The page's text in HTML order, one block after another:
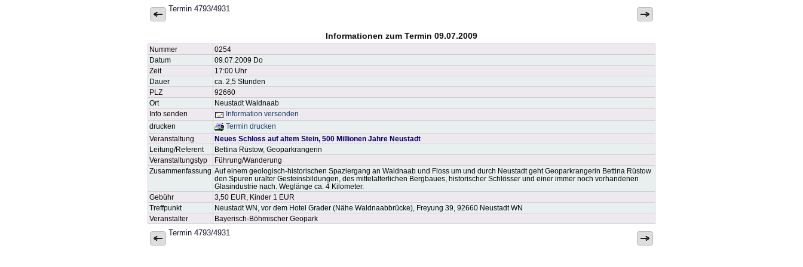
Termin 4793/4931
Informationen zum Termin 09.07.2009
Nummer
0254
Datum
09.07.2009 Do
Zeit
17:00 Uhr
Dauer
ca. 2,5 Stunden
PLZ
92660
Ort
Neustadt Waldnaab
Info senden
Information versenden
drucken
Termin drucken
Veranstaltung
Neues Schloss auf altem Stein, 500 Millionen Jahre Neustadt
Leitung/Referent
Bettina Rüstow, Geoparkrangerin
Veranstaltungstyp
Führung/Wanderung
Zusammenfassung Auf einem geologisch-historischen Spaziergang an Waldnaab und Floss um und durch Neustadt geht Geoparkrangerin Bettina Rüstow
den Spuren uralter Gesteinsbildungen, des mittelalterlichen Bergbaues, historischer Schlösser und einer immer noch vorhandenen
Glasindustrie nach. Weglänge ca. 4 Kilometer.
Gebühr
3,50 EUR, Kinder 1 EUR
Treffpunkt
Neustadt WN, vor dem Hotel Grader (Nähe Waldnaabbrücke), Freyung 39, 92660 Neustadt WN
Veranstalter
Bayerisch-Böhmischer Geopark
Termin 4793/4931